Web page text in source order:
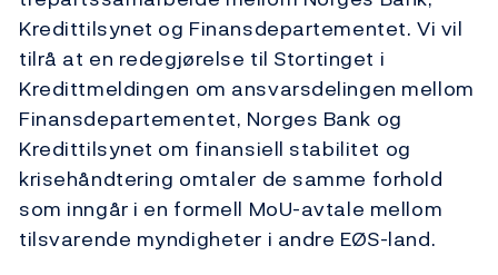
Kredittilsynet og Finansdepartementet. Vi vil
tilrå at en redegjørelse til Stortinget i
Kredittmeldingen om ansvarsdelingen mellom
Finansdepartementet, Norges Bank og
Kredittilsynet om finansiell stabilitet og
krisehåndtering omtaler de samme forhold
som inngår i en formell MoU-avtale mellom
tilsvarende myndigheter i andre EØS-land.